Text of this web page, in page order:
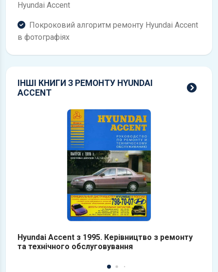
Hyundai Accent
Покроковий алгоритм ремонту Hyundai Accent
в фотографіях
ІНШІ КНИГИ З РЕМОНТУ HYUNDAI
ACCENT
Hyundai Accent з 1995. Керівництво з ремонту
та технічного обслуговування